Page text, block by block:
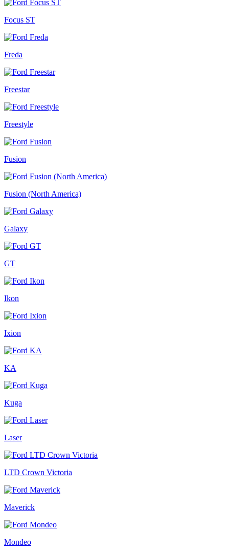
Focus ST
Freda
Freestar
Freestyle
Fusion
Fusion (North America)
Galaxy
GT
Ikon
Ixion
KA
Kuga
Laser
LTD Crown Victoria
Maverick
Mondeo